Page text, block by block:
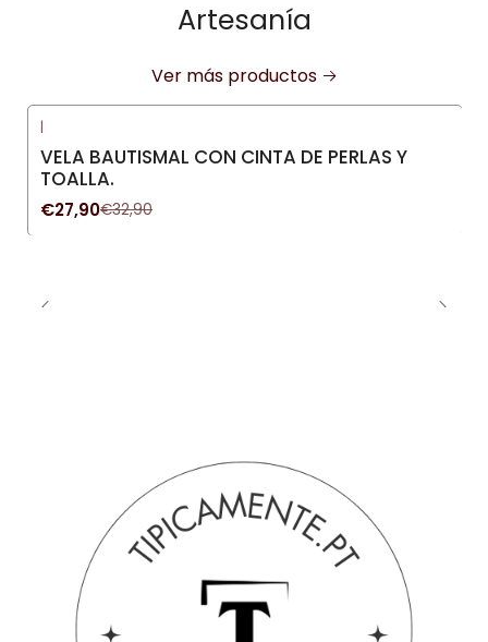
Artesanía
Ver más productos
-15% OFF
Nuevo
|
VELA BAUTISMAL CON CINTA DE PERLAS Y
TOALLA.
€27,90€32,90